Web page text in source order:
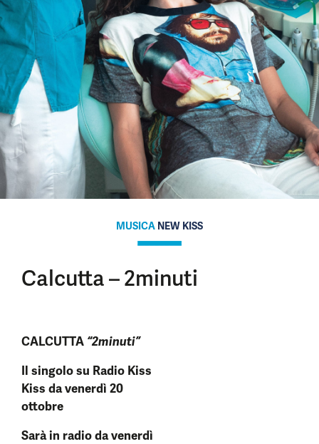
MUSICA NEW KISS
Calcutta – 2minuti
CALCUTTA “2minuti”
Il singolo su Radio Kiss
Kiss da venerdì 20
ottobre
Sarà in radio da venerdì